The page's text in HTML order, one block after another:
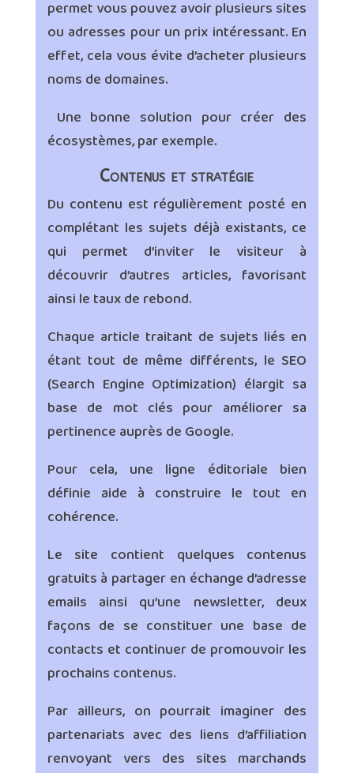
permet vous pouvez avoir plusieurs sites
ou adresses pour un prix intéressant. En
effet, cela vous évite d’acheter plusieurs
noms de domaines.
Une bonne solution pour créer des
écosystèmes, par exemple.
Contenus et stratégie
Du contenu est régulièrement posté en
complétant les sujets déjà existants, ce
qui permet d’inviter le visiteur à
découvrir d’autres articles, favorisant
ainsi le taux de rebond.
Chaque article traitant de sujets liés en
étant tout de même différents, le SEO
(Search Engine Optimization) élargit sa
base de mot clés pour améliorer sa
pertinence auprès de Google.
Pour cela, une ligne éditoriale bien
définie aide à construire le tout en
cohérence.
Le site contient quelques contenus
gratuits à partager en échange d’adresse
emails ainsi qu’une newsletter, deux
façons de se constituer une base de
contacts et continuer de promouvoir les
prochains contenus.
Par ailleurs, on pourrait imaginer des
partenariats avec des liens d’affiliation
renvoyant vers des sites marchands